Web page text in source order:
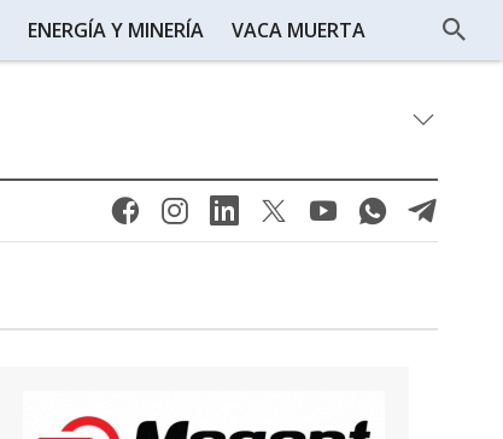
ENERGÍA Y MINERÍA VACA MUERTA